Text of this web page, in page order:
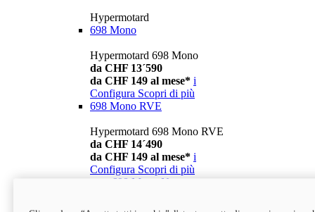
Hypermotard
698 Mono
Hypermotard 698 Mono
da CHF 13´590
da CHF 149 al mese* i
Configura Scopri di più
698 Mono RVE
Hypermotard 698 Mono RVE
da CHF 14´490
da CHF 149 al mese* i
Configura Scopri di più
698 Mono Nera
Hypermotard 698 Mono Nera